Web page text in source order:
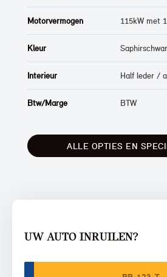
UW AUTO INRUILEN?
Motorvermogen 115kW met
Kleur
Interieur Half leder /
Btw/Marge BTW
ALLE OPTIES EN